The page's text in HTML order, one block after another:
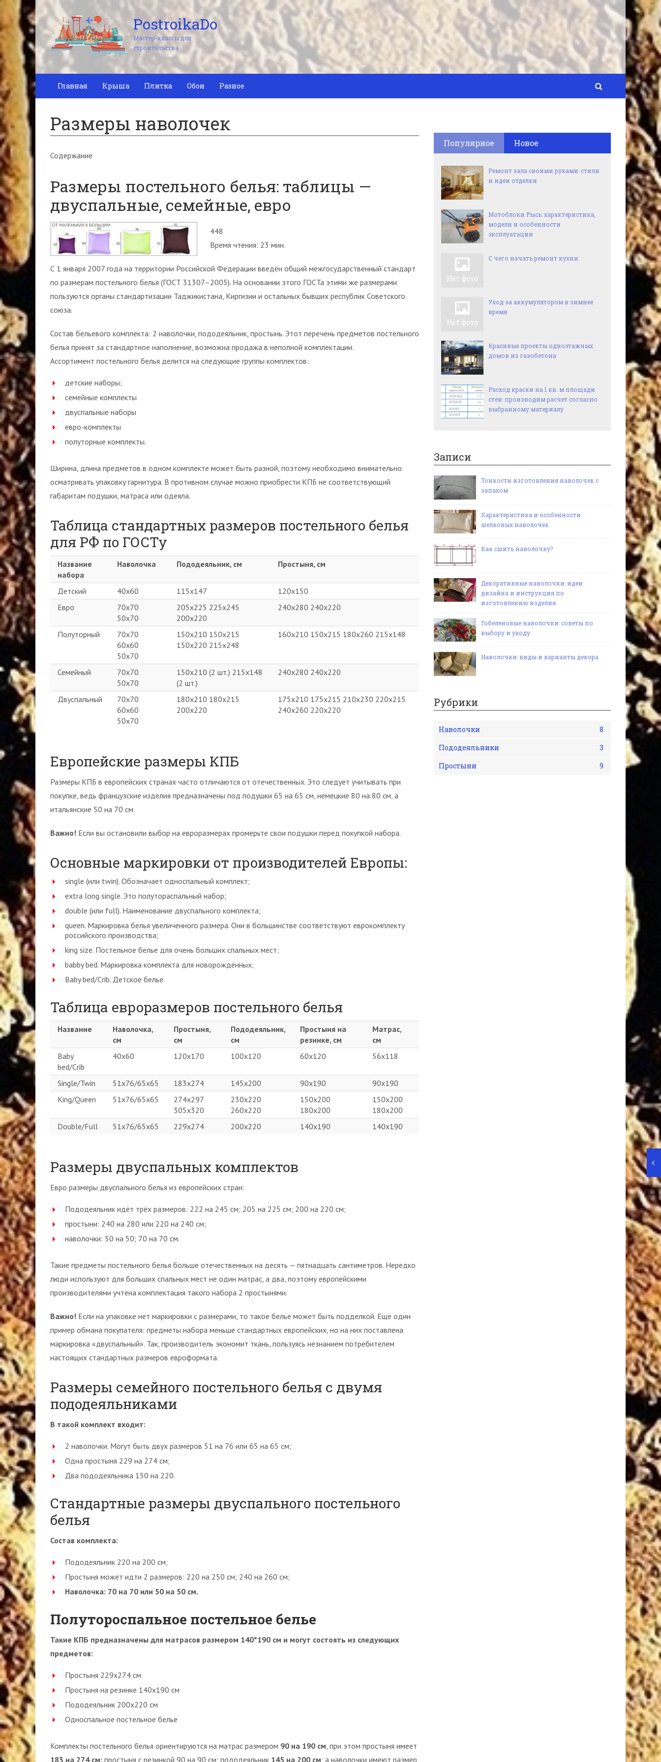
PostroikaDo
Мастер-классы для
строительства
Главная Крыша Плитка Обои Разное
Размеры наволочек
Содержание
Размеры постельного белья: таблицы —
двуспальные, семейные, евро
448
Время чтения: 23 мин.
С 1 января 2007 года на территории Российской Федерации введён общий межгосударственный стандарт
по размерам постельного белья (ГОСТ 31307–2005). На основании этого ГОСТа этими же размерами
пользуются органы стандартизации Таджикистана, Киргизии и остальных бывших республик Советского
союза.
Состав бельевого комплекта: 2 наволочки, пододеяльник, простынь. Этот перечень предметов постельного
белья принят за стандартное наполнение, возможна продажа в неполной комплектации.
Ассортимент постельного белья делится на следующие группы комплектов:
детские наборы;
семейные комплекты
двуспальные наборы
евро-комплекты
полуторные комплекты.
Ширина, длина предметов в одном комплекте может быть разной, поэтому необходимо внимательно
осматривать упаковку гарнитура. В противном случае можно приобрести КПБ не соответствующий
габаритам подушки, матраса или одеяла.
Таблица стандартных размеров постельного белья
для РФ по ГОСТу
Название
набора
Наволочка Пододеяльник, см Простыня, см
Детский 40х60 115х147
120х150
Евро
70х70
50х70
205х225 225х245
200х220
240х280 240х220
Полуторный
70х70
60х60
50х70
150х210 150х215
150х220 215х248
160х210 150х215 180х260 215х148
Семейный
70х70
50х70
150х210 (2 шт.) 215х148
(2 шт.)
240х280 240х220
Двуспальный
70х70
60х60
50х70
180х210 180х215
200х220
175х210 175х215 210х230 220х215
240х260 220х220
Европейские размеры КПБ
Размеры КПБ в европейских странах часто отличаются от отечественных. Это следует учитывать при
покупке, ведь французские изделия предназначены под подушки 65 на 65 см, немецкие 80 на 80 см, а
итальянские 50 на 70 см.
Важно! Если вы остановили выбор на евроразмерах промерьте свои подушки перед покупкой набора.
Основные маркировки от производителей Европы:
single (или twin). Обозначает односпальный комплект;
extra long single. Это полутораспальный набор;
double (или full). Наименование двуспального комплекта;
queen. Маркировка белья увеличенного размера. Они в большинстве соответствуют еврокомплекту
российского производства;
king size. Постельное белье для очень больших спальных мест;
babby bed. Маркировка комплекта для новорождённых;
Baby bed/Crib. Детское белье.
Таблица евроразмеров постельного белья
Название
Наволочка,
см
Простыня,
см
Пододеяльник,
см
Простыня на
резинке, см
Матрас,
см
Baby
bed/Crib
40х60 120х170 100х120 60х120 56х118
Single/Twin 51х76/65х65 183х274 145х200 90х190
90х190
King/Queen
51х76/65х65
274х297
305х320
230х220
260х220
150х200
180х200
150х200
180х200
Double/Full
51х76/65х65 229х274 200х220 140х190 140х190
Размеры двуспальных комплектов
Евро размеры двуспального белья из европейских стран:
Пододеяльник идёт трёх размеров: 222 на 245 см; 205 на 225 см; 200 на 220 см;
простыни: 240 на 280 или 220 на 240 см;
наволочки: 50 на 50; 70 на 70 см.
Такие предметы постельного белья больше отечественных на десять — пятнадцать сантиметров. Нередко
люди используют для больших спальных мест не один матрас, а два, поэтому европейскими
производителями учтена комплектация такого набора 2 простынями.
Важно! Если на упаковке нет маркировки с размерами, то такое белье может быть подделкой. Ещё один
пример обмана покупателя: предметы набора меньше стандартных европейских, но на них поставлена
маркировка «двуспальный». Так, производитель экономит ткань, пользуясь незнанием потребителем
настоящих стандартных размеров евроформата.
Размеры семейного постельного белья с двумя
пододеяльниками
В такой комплект входит:
2 наволочки. Могут быть двух размеров 51 на 76 или 65 на 65 см;
Одна простыня 229 на 274 см;
Два пододеяльника 150 на 220.
Стандартные размеры двуспального постельного
белья
Состав комплекта:
Пододеяльник 220 на 200 см;
Простыня может идти 2 размеров: 220 на 250 см; 240 на 260 см;
Наволочка: 70 на 70 или 50 на 50 см.
Полутороспальное постельное белье
Такие КПБ предназначены для матрасов размером 140*190 см и могут состоять из следующих
предметов:
Простыня 229х274 см
Простыня на резинке 140х190 см
Пододеяльник 200х220 см
Односпальное постельное белье
Комплекты постельного белья ориентируются на матрас размером 90 на 190 см, при этом простыня имеет
183 на 274 см; простыня с резинкой 90 на 90 см; пододеяльник 145 на 200 см; а наволочки имеют размер
Популярное Новое
Ремонт зала своими руками: стили
и идеи отделки
Мотоблоки Рысь: характеристика,
модели и особенности
эксплуатации
С чего начать ремонт кухни
Уход за аккумулятором в зимнее
время
Красивые проекты одноэтажных
домов из газобетона
Расход краски на 1 кв. м площади
стен: производим расчет согласно
выбранному материалу
Записи
Тонкости изготовления наволочек с
запахом
Характеристика и особенности
шелковых наволочек
Как сшить наволочку?
Декоративные наволочки: идеи
дизайна и инструкция по
изготовлению изделия
Гобеленовые наволочки: советы по
выбору и уходу
Наволочки: виды и варианты декора
Рубрики
Наволочки
8
Пододеяльники
3
Простыни
9